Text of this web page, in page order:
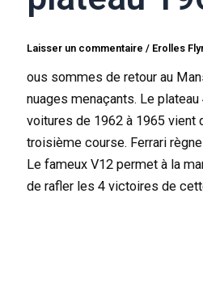
Laisser un commentaire / Erolles
ous sommes de retour au
nuages menaçants. Le
voitures de 1962 à 1965 vient
troisième course. Ferrari
Le fameux V12 permet à la
de rafler les 4 victoires de